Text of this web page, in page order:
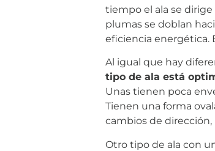
tiempo el ala se
plumas se doblan
eficiencia energética.
Al igual que hay
tipo de ala está
Unas tienen poca
Tienen una forma
cambios de
Otro tipo de ala con